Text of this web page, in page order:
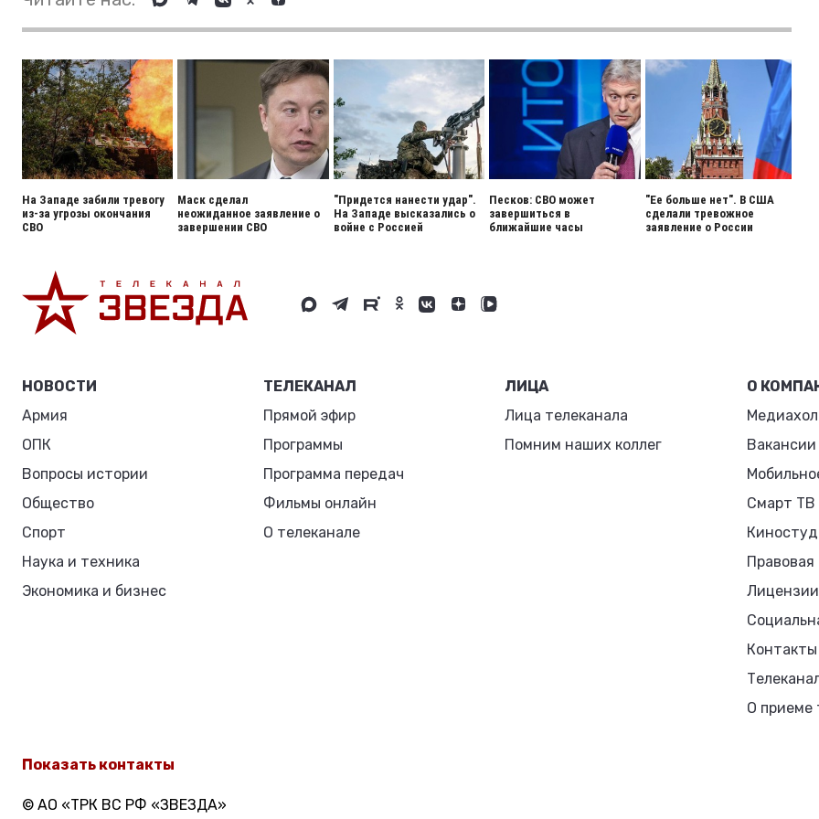
На Западе забили тревогу
из-за угрозы окончания
СВО
Маск сделал
неожиданное заявление о
завершении СВО
"Придется нанести удар".
На Западе высказались о
войне с Россией
Песков: СВО может
завершиться в
ближайшие часы
"Ее больше нет". В США
сделали тревожное
заявление о России
НОВОСТИ
Армия
ОПК
Вопросы истории
Общество
Спорт
Наука и техника
Экономика и бизнес
ТЕЛЕКАНАЛ
Прямой эфир
Программы
Программа передач
Фильмы онлайн
О телеканале
ЛИЦА
Лица телеканала
Помним наших коллег
О
Вакансии
Смарт ТВ
Лицензии
Контакты
О приеме
Показать контакты
© АО «ТРК ВС РФ «ЗВЕЗДА»